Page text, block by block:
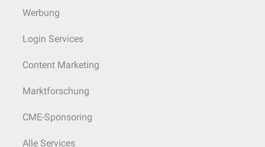
Werbung
Login Services
Content Marketing
Marktforschung
CME-Sponsoring
Alle Services